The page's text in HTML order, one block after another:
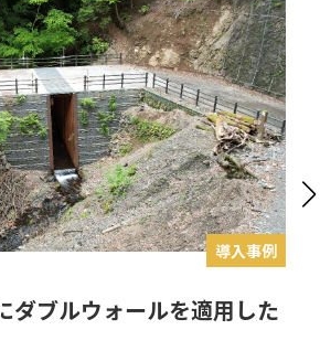
工法（VCCO型・VCCD
種別が「VE」に更新され
導入事例